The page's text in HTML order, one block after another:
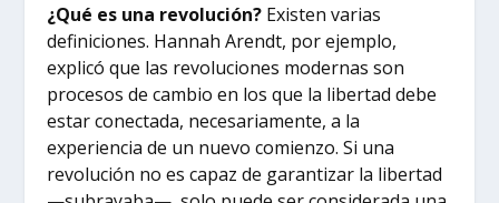
¿Qué es una revolución? Existen varias
definiciones. Hannah Arendt, por ejemplo,
explicó que las revoluciones modernas son
procesos de cambio en los que la libertad debe
estar conectada, necesariamente, a la
experiencia de un nuevo comienzo. Si una
revolución no es capaz de garantizar la libertad